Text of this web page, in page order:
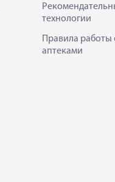
технологии
Правила работы
аптеками